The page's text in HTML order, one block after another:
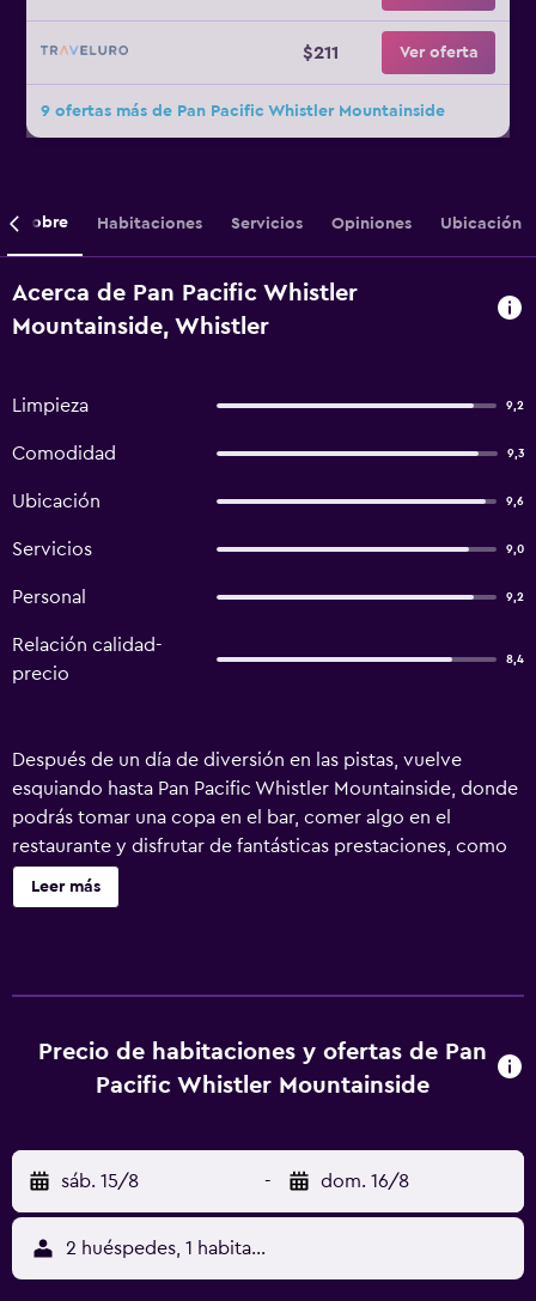
$211 Ver oferta
9 ofertas más de Pan Pacific Whistler Mountainside
Sobre Habitaciones Servicios Opiniones Ubicación
Acerca de Pan Pacific Whistler
Mountainside, Whistler
Limpieza 9,2
Comodidad 9,3
Ubicación 9,6
Servicios 9,0
Personal 9,2
Relación calidad-
precio
8,4
Después de un día de diversión en las pistas, vuelve
esquiando hasta Pan Pacific Whistler Mountainside, donde
podrás tomar una copa en el bar, comer algo en el
restaurante y disfrutar de fantásticas prestaciones, como
la piscina al aire libre y el baño turco. Pan Pacific Whistler
Mountainside ofrece 121 alojamientos con aire
canales por cable y películas de pago. En este hotel de 4
estrellas, los alojamientos incluyen cocina con frigorífico,
con bañera profunda, albornoces, artículos de higiene
personal gratuitos y secador de pelo. Los huéspedes
pueden navegar por la web gracias a nuestro acceso a
Internet gratis (por cable y wifi). Los servicios para las
personas de negocios incluyen teléfono con llamadas
Leer más
Precio de habitaciones y ofertas de Pan
Pacific Whistler Mountainside
sáb. 15/8 - dom. 16/8
2 huéspedes, 1 habitación